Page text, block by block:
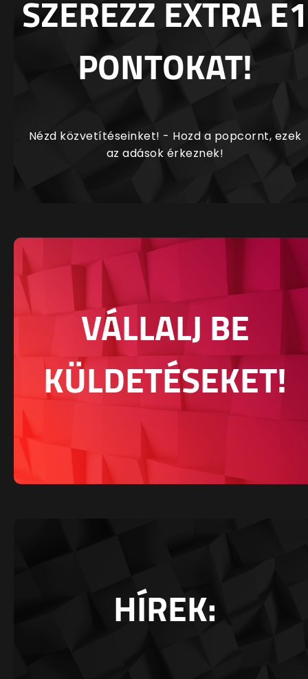
SZEREZZ EXTRA E1
PONTOKAT!
Nézd közvetítéseinket! - Hozd a popcornt, ezek
az adások érkeznek!
VÁLLALJ BE
KÜLDETÉSEKET!
HÍREK: